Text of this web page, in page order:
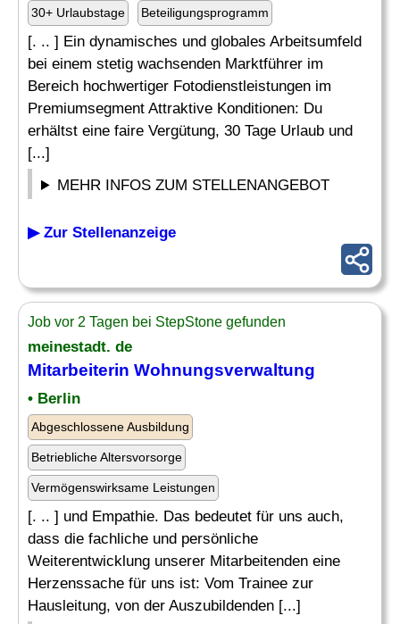
30+ Urlaubstage Beteiligungsprogramm
[. .. ] Ein dynamisches und globales Arbeitsumfeld
bei einem stetig wachsenden Marktführer im
Bereich hochwertiger Fotodienstleistungen im
Premiumsegment Attraktive Konditionen: Du
erhältst eine faire Vergütung, 30 Tage Urlaub und
[...]
MEHR INFOS ZUM STELLENANGEBOT
▶ Zur Stellenanzeige
Job vor 2 Tagen bei StepStone gefunden
meinestadt. de
Mitarbeiterin Wohnungsverwaltung
• Berlin
Abgeschlossene Ausbildung
Betriebliche Altersvorsorge
Vermögenswirksame Leistungen
[. .. ] und Empathie. Das bedeutet für uns auch,
dass die fachliche und persönliche
Weiterentwicklung unserer Mitarbeitenden eine
Herzenssache für uns ist: Vom Trainee zur
Hausleitung, von der Auszubildenden [...]